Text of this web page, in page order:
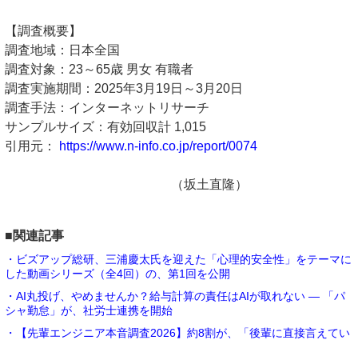
【調査概要】
調査地域：日本全国
調査対象：23～65歳 男女 有職者
調査実施期間：2025年3月19日～3月20日
調査手法：インターネットリサーチ
サンプルサイズ：有効回収計 1,015
引用元：
https://www.n-info.co.jp/report/0074
（坂土直隆）
■関連記事
・ビズアップ総研、三浦慶太氏を迎えた「心理的安全性」をテーマに
した動画シリーズ（全4回）の、第1回を公開
・AI丸投げ、やめませんか？給与計算の責任はAIが取れない ― 「パ
シャ勤怠」が、社労士連携を開始
・【先輩エンジニア本音調査2026】約8割が、「後輩に直接言えてい